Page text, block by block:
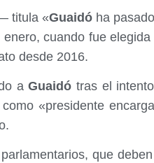
titula «Guaidóha
cuando fue
desde 2016.
aGuaidó tras el
«presidente
que